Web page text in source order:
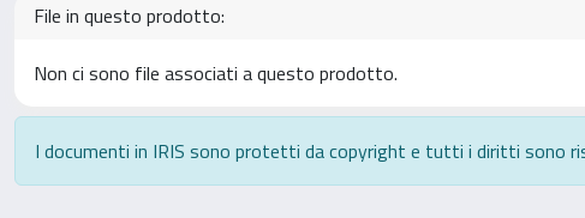
File in questo prodotto:
Non ci sono file associati a questo prodotto.
I documenti in IRIS sono protetti da copyright e tutti i diritti sono